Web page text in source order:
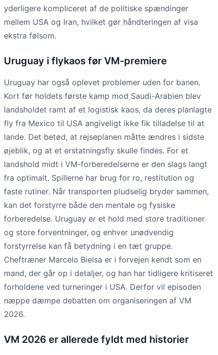
yderligere kompliceret af de politiske spændinger
mellem USA og Iran, hvilket gør håndteringen af visa
ekstra følsom.
Uruguay i flykaos før VM-premiere
Uruguay har også oplevet problemer uden for banen.
Kort før holdets første kamp mod Saudi-Arabien blev
landsholdet ramt af et logistisk kaos, da deres planlagte
fly fra Mexico til USA angiveligt ikke fik tilladelse til at
lande. Det betød, at rejseplanen måtte ændres i sidste
øjeblik, og at et erstatningsfly skulle findes. For et
landshold midt i VM-forberedelserne er den slags langt
fra optimalt. Spillerne har brug for ro, restitution og
faste rutiner. Når transporten pludselig bryder sammen,
kan det forstyrre både den mentale og fysiske
forberedelse. Uruguay er et hold med store traditioner
og store forventninger, og enhver unødvendig
forstyrrelse kan få betydning i en tæt gruppe.
Cheftræner Marcelo Bielsa er i forvejen kendt som en
mand, der går op i detaljer, og han har tidligere kritiseret
forholdene ved turneringer i USA. Derfor vil episoden
næppe dæmpe debatten om organiseringen af VM
2026.
VM 2026 er allerede fyldt med historier